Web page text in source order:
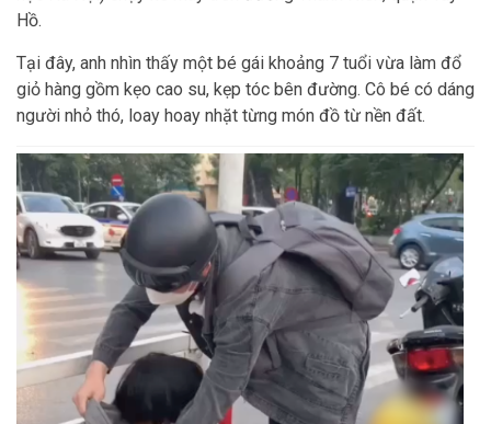
Hồ.
Tại đây, anh nhìn thấy một bé gái khoảng 7 tuổi vừa làm đổ
giỏ hàng gồm kẹo cao su, kẹp tóc bên đường. Cô bé có dáng
người nhỏ thó, loay hoay nhặt từng món đồ từ nền đất.